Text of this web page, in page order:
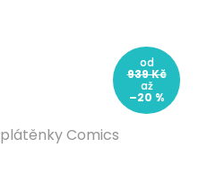
od
939 Kč
až
–20 %
Comics